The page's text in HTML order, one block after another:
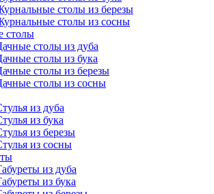
столы из березы
столы из сосны
столы
столы из дуба
столы из бука
столы из березы
столы из сосны
из дуба
из бука
из березы
из сосны
из дуба
из бука